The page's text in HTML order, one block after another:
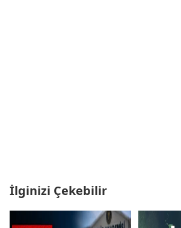
İlginizi Çekebilir